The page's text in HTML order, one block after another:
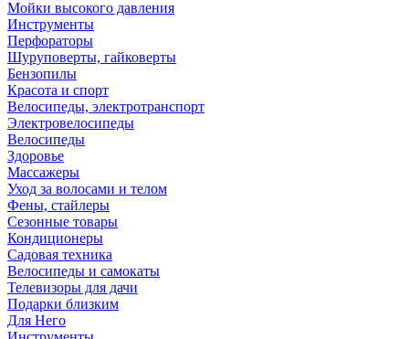
Мойки высокого давления
Инструменты
Перфораторы
Шуруповерты, гайковерты
Бензопилы
Красота и спорт
Велосипеды, электротранспорт
Электровелосипеды
Велосипеды
Здоровье
Массажеры
Уход за волосами и телом
Фены, стайлеры
Сезонные товары
Кондиционеры
Садовая техника
Велосипеды и самокаты
Телевизоры для дачи
Подарки близким
Для Него